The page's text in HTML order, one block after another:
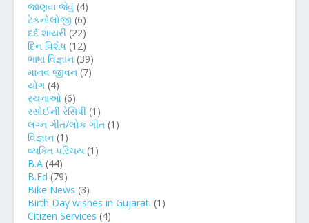
જાણવા જેવું (4)
ટેકનોલોજી (6)
દર્દ શાયરી (22)
દિન વિશેષ (12)
ભાષા વિજ્ઞાન (39)
માનવ જીવન (7)
યોગ (4)
રચનાઓ (6)
રસોઈની રેસિપી (1)
લગ્ન ગીત/લોક ગીત (1)
વિજ્ઞાન (1)
વ્યક્તિ પરિચય (1)
B.A (44)
B.Ed (79)
Bike News (3)
Birth Day wishes in Gujarati (1)
Citizen Services (4)